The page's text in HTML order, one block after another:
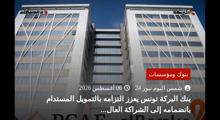
بنوك ومؤسسات
شمس اليوم نيوز 24
06 أغسطس 2026
بنك البركة تونس يعزز التزامه بالتمويل المستدام
بانضمامه إلى الشراكة العال...